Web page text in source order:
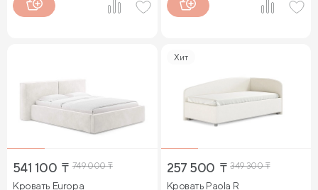
541 100 ₸ 749 000₸
Кровать Europa
Хит
257 500 ₸ 349 300₸
Кровать Paola R